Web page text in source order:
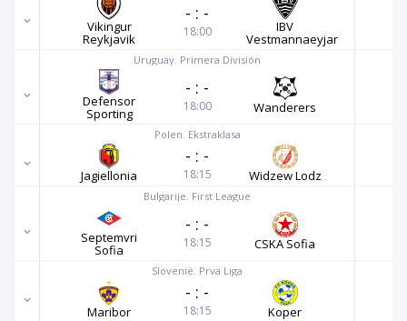
Vikingur
Reykjavik
- : -
18:00 IBV
Vestmannaeyjar
Uruguay. Primera División
Defensor
Sporting
- : -
18:00 Wanderers
Polen. Ekstraklasa
Jagiellonia
- : -
18:15 Widzew Lodz
Bulgarije. First League
Septemvri
Sofia
- : -
18:15 CSKA Sofia
Slovenië. Prva Liga
Maribor
- : -
18:15 Koper